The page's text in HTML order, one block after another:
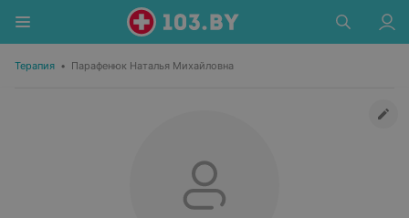
Терапия • Парафенюк Наталья Михайловна